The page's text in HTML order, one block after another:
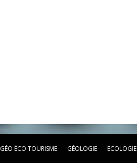
GÉO ÉCO TOURISME GÉOLOGIE ECOLOGIE